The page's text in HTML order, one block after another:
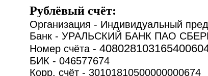
Рублёвый счёт:
Организация - Индивидуальный
Банк - УРАЛЬСКИЙ БАНК ПАО
Номер счёта -
БИК - 046577674
Корр. счёт - 30101810500000000674